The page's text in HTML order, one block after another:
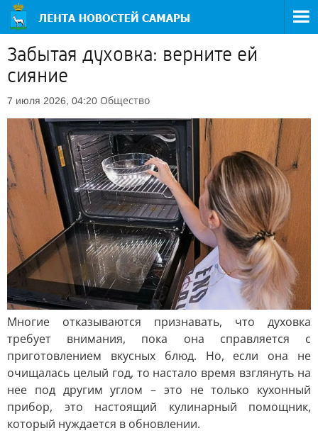
Забытая духовка: верните ей
сияние
7 июля 2026, 04:20 Общество
Многие отказываются признавать, что духовка
требует внимания, пока она справляется с
приготовлением вкусных блюд. Но, если она не
очищалась целый год, то настало время взглянуть на
нее под другим углом – это не только кухонный
прибор, это настоящий кулинарный помощник,
который нуждается в обновлении.